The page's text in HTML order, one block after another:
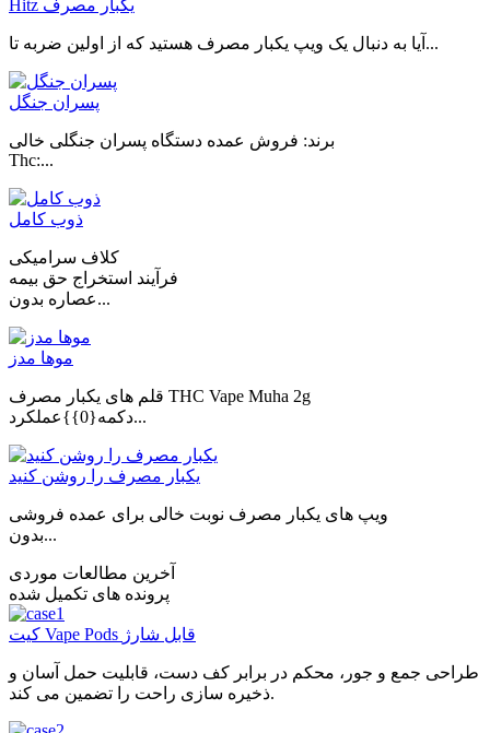
Hitz یکبار مصرف
آیا به دنبال یک ویپ یکبار مصرف هستید که از اولین ضربه تا...
پسران جنگل
برند: فروش عمده دستگاه پسران جنگلی خالی
Thc:...
ذوب کامل
کلاف سرامیکی
فرآیند استخراج حق بیمه
عصاره بدون...
موها مدز
قلم های یکبار مصرف THC Vape Muha 2g
دکمه{0}}عملکرد...
یکبار مصرف را روشن کنید
ویپ های یکبار مصرف نوبت خالی برای عمده فروشی
بدون...
آخرین مطالعات موردی
پرونده های تکمیل شده
کیت Vape Pods قابل شارژ
طراحی جمع و جور، محکم در برابر کف دست، قابلیت حمل آسان و
ذخیره سازی راحت را تضمین می کند.